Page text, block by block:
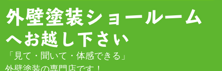
外壁塗装ショールーム
へお越し下さい
「見て・聞いて・体感できる」
外壁塗装の専門店です！